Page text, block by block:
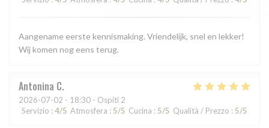
Aangename eerste kennismaking. Vriendelijk, snel en lekker!
Wij komen nog eens terug.
Antonina C
2026-07-02 - 18:30 - Ospiti 2
Servizio : 4/5 Atmosfera : 5/5 Cucina : 5/5 Qualità / Prezzo : 5/5